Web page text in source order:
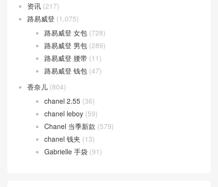
资讯 (217)
路易威登 (1,075)
路易威登 女包 (728)
路易威登 男包 (289)
路易威登 腰带 (11)
路易威登 钱包 (47)
香奈儿 (804)
chanel 2.55 (36)
chanel leboy (59)
Chanel 当季新款 (579)
chanel 钱夹 (13)
Gabrielle 手袋 (91)